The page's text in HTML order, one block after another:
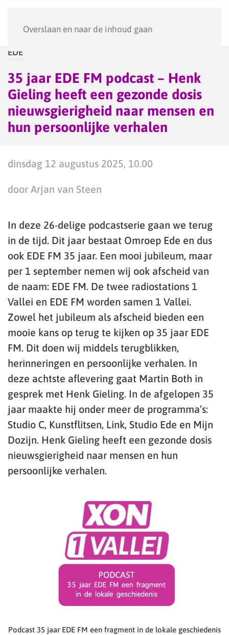
Overslaan en naar de inhoud gaan
EDE
35 jaar EDE FM podcast – Henk
Gieling heeft een gezonde dosis
nieuwsgierigheid naar mensen en
hun persoonlijke verhalen
dinsdag 12 augustus 2025, 10.00
door Arjan van Steen
In deze 26-delige podcastserie gaan we terug
in de tijd. Dit jaar bestaat Omroep Ede en dus
ook EDE FM 35 jaar. Een mooi jubileum, maar
per 1 september nemen wij ook afscheid van
de naam: EDE FM. De twee radiostations 1
Vallei en EDE FM worden samen 1 Vallei.
Zowel het jubileum als afscheid bieden een
mooie kans op terug te kijken op 35 jaar EDE
FM. Dit doen wij middels terugblikken,
herinneringen en persoonlijke verhalen. In
deze achtste aflevering gaat Martin Both in
gesprek met Henk Gieling. In de afgelopen 35
jaar maakte hij onder meer de programma’s:
Studio C, Kunstflitsen, Link, Studio Ede en Mijn
Dozijn. Henk Gieling heeft een gezonde dosis
nieuwsgierigheid naar mensen en hun
persoonlijke verhalen.
Podcast 35 jaar EDE FM een fragment in de lokale geschiedenis